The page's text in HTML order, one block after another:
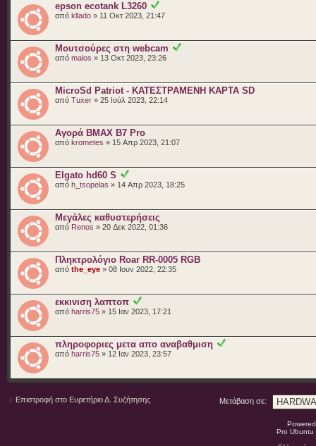
epson ecotank L3260
από kllado » 11 Οκτ 2023, 21:47
Μουτσούρες στη webcam
από malos » 13 Οκτ 2023, 23:26
MicroSd Patriot - ΚΑΤΕΣΤΡΑΜΕΝΗ ΚΑΡΤΑ SD
από Tuxer » 25 Ιούλ 2023, 22:14
Αγορά BMAX B7 Pro
από krometes » 15 Απρ 2023, 21:07
Elgato hd60 S
από h_tsopelas » 14 Απρ 2023, 18:25
Μεγάλες καθυστερήσεις
από Renos » 20 Δεκ 2022, 01:36
Πληκτρολόγιο Roar RR-0005 RGB
από the_eye » 08 Ιουν 2022, 22:35
εκκινιση λαπτοπ
από harris75 » 15 Ιαν 2023, 17:21
πληροφοριες μετα απο αναβαθμιση
από harris75 » 12 Ιαν 2023, 23:57
Επιστροφή στο Ευρετήριο Δ. Συζήτησης Μετάβαση σε:
Pro